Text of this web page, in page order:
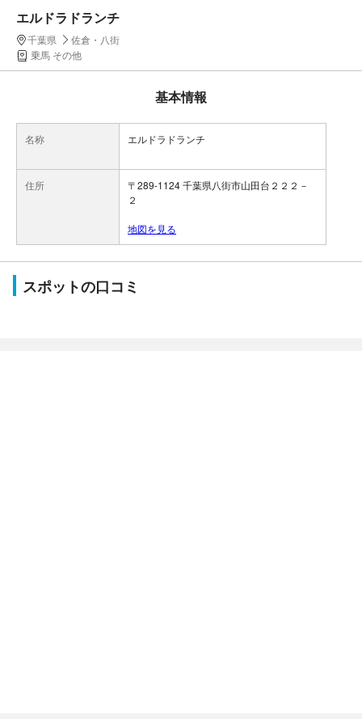
エルドラドランチ
千葉県
佐倉・八街
乗馬 その他
基本情報
名称 エルドラドランチ
住所
〒289-1124 千葉県八街市山田台２２２－
２
地図を見る
スポットの口コミ